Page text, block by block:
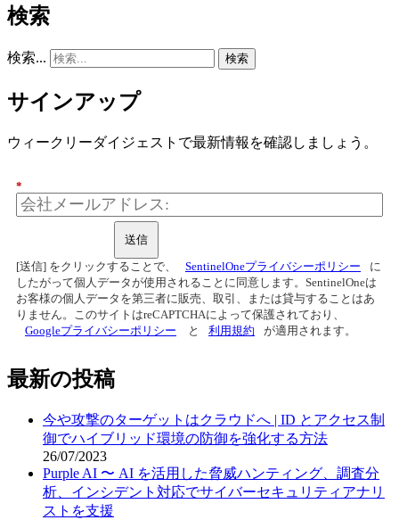
検索
検索...
サインアップ
ウィークリーダイジェストで最新情報を確認しましょう。
*
送信
[送信] をクリックすることで、
SentinelOneプライバシーポリシー
に
したがって個人データが使用されることに同意します。SentinelOneは
お客様の個人データを第三者に販売、取引、または貸与することはあ
りません。このサイトはreCAPTCHAによって保護されており、
Googleプライバシーポリシー
と 利用規約 が適用されます。
最新の投稿
今や攻撃のターゲットはクラウドへ | ID とアクセス制
御でハイブリッド環境の防御を強化する方法
26/07/2023
Purple AI 〜 AI を活用した脅威ハンティング、調査分
析、インシデント対応でサイバーセキュリティアナリ
ストを支援